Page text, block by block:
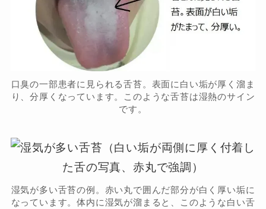
口臭の一部患者に見られる舌苔。表面に白い垢が厚く溜ま
り、分厚くなっています。このような舌苔は湿熱のサイン
です。
湿気が多い舌苔の例。赤い丸で囲んだ部分が白く厚い垢に
なっています。体内に湿気が溜まると、このような白い舌